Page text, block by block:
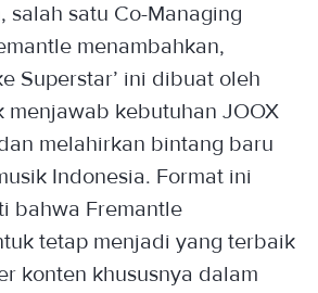
salah satu Co-Managing
menambahkan,
Superstar’ ini dibuat oleh
menjawab kebutuhan JOOX
melahirkan bintang baru
Indonesia. Format ini
bahwa Fremantle
tetap menjadi yang terbaik
konten khususnya dalam